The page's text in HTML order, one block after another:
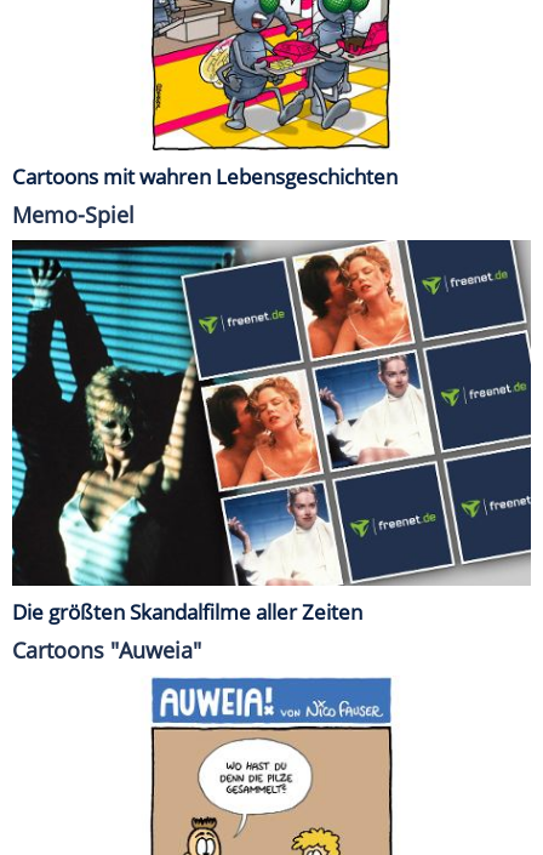
Cartoons mit wahren Lebensgeschichten
Memo-Spiel
Die größten Skandalfilme aller Zeiten
Cartoons "Auweia"